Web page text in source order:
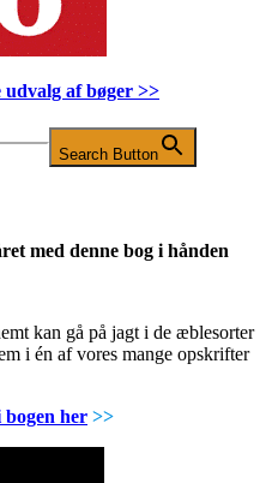
udvalg af bøger >>
Search Button
med denne bog i hånden
kan gå på jagt i de æblesorter
i én af vores mange opskrifter
her >>